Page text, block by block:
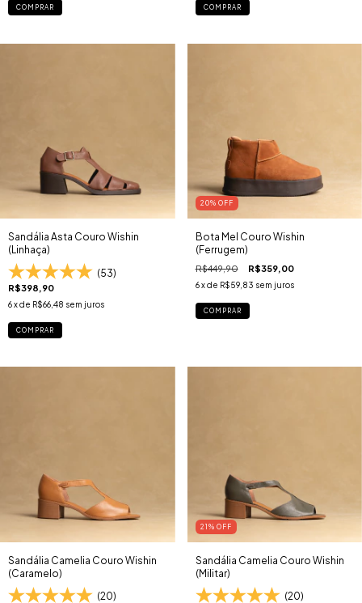
COMPRAR COMPRAR
Sandália Asta Couro Wishin
(Linhaça)
(53)
R$398,90
6x de R$66,48 sem juros
COMPRAR
20% OFF
Bota Mel Couro Wishin
(Ferrugem)
R$449,90 R$359,00
6 x de R$59,83 sem juros
COMPRAR
Sandália Camelia Couro Wishin
(Caramelo)
(20)
21 % OFF
Sandália Camelia Couro Wishin
(Militar)
(20)